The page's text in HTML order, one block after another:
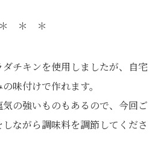
＊ ＊ ＊
チキンを使用しましたが、自宅
味付けで作れます。
の強いものもあるので、今回ご
ながら調味料を調節してくださ